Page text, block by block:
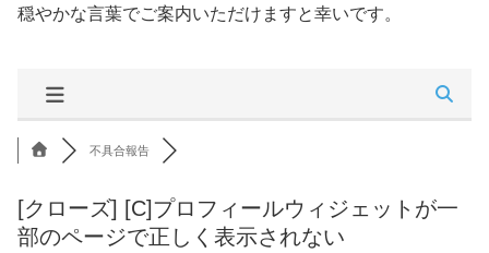
穏やかな言葉でご案内いただけますと幸いです。
不具合報告
[クローズ] [C]プロフィールウィジェットが一
部のページで正しく表示されない